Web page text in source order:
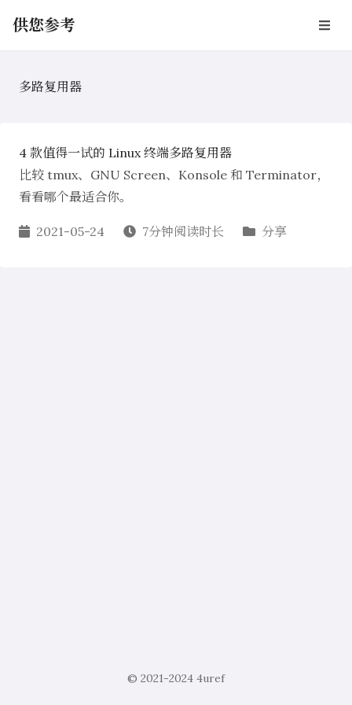
供您参考
多路复用器
4 款值得一试的 Linux 终端多路复用器
比较 tmux、GNU Screen、Konsole 和 Terminator，
看看哪个最适合你。
2021-05-24 7分钟阅读时长 分享
© 2021-2024 4uref